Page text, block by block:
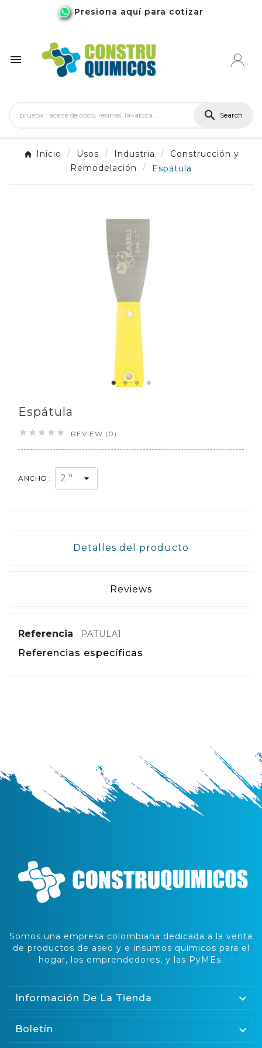
Presiona aquí para cotizar

 Search
Inicio Usos Industria
Construcción y
Remodelación
Espátula
Espátula
     REVIEW (0)
ANCHO :
Detalles del producto
Reviews
Referencia PATULA1
Referencias específicas
Somos una empresa colombiana dedicada a la venta
de productos de aseo y e insumos químicos para el
hogar, los emprendedores, y las PyMEs.
Información De La Tienda 
Boletín 